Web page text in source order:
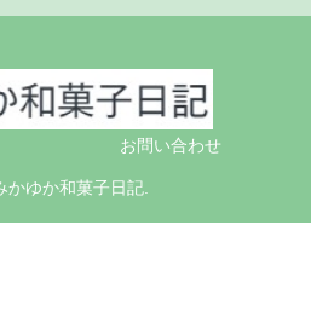
お問い合わせ
ゆか和菓子日記.